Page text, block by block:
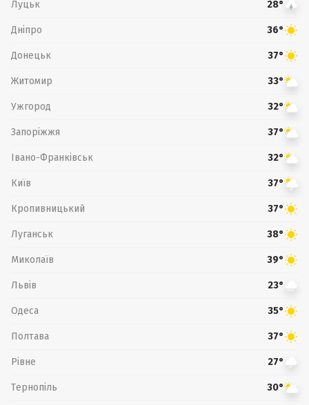
Луцьк 28°
Дніпро 36°
Донецьк 37°
Житомир 33°
Ужгород 32°
Запоріжжя 37°
Івано-Франківськ 32°
Київ 37°
Кропивницький 37°
Луганськ 38°
Миколаїв 39°
Львів 23°
Одеса 35°
Полтава 37°
Рівне 27°
Тернопіль 30°